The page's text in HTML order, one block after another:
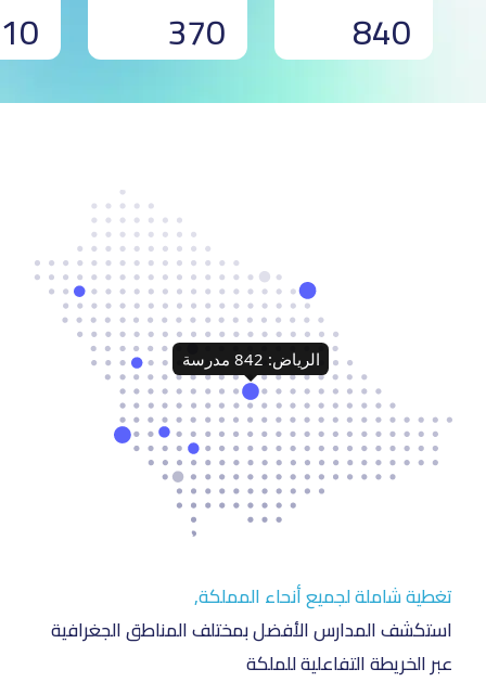
840
370
تغطية شاملة لجميع أنحاء المملكة,
استكشف المدارس الأفضل بمختلف المناطق الجغرافية
عبر الخريطة التفاعلية للملكة
الرياض: 842 مدرسة